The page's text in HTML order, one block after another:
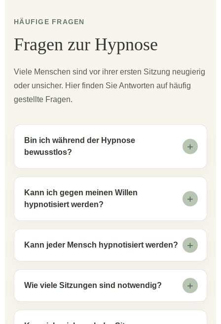
HÄUFIGE FRAGEN
Fragen zur Hypnose
Viele Menschen sind vor ihrer ersten Sitzung neugierig
oder unsicher. Hier finden Sie Antworten auf häufig
gestellte Fragen.
Bin ich während der Hypnose
bewusstlos?
Kann ich gegen meinen Willen
hypnotisiert werden?
Kann jeder Mensch hypnotisiert werden?
Wie viele Sitzungen sind notwendig?